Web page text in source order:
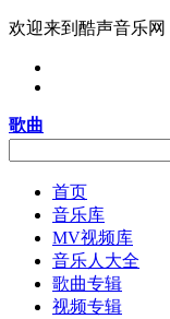
欢迎来到酷声音乐网
歌曲
首页
音乐库
MV视频库
音乐人大全
歌曲专辑
视频专辑